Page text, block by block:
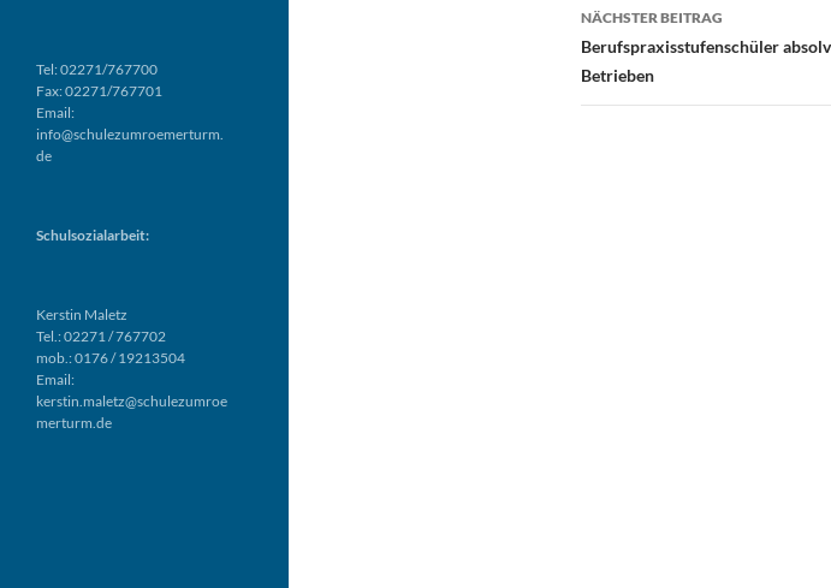
NÄCHSTER BEITRAG
Berufspraxisstufenschüler
Betrieben
Tel: 02271/767700
Fax: 02271/767701
Email:
info@schulezumroemerturm.
de
Schulsozialarbeit:
Kerstin Maletz
Tel.: 02271 / 767702
mob.: 0176 / 19213504
Email:
kerstin.maletz@schulezumroe
merturm.de